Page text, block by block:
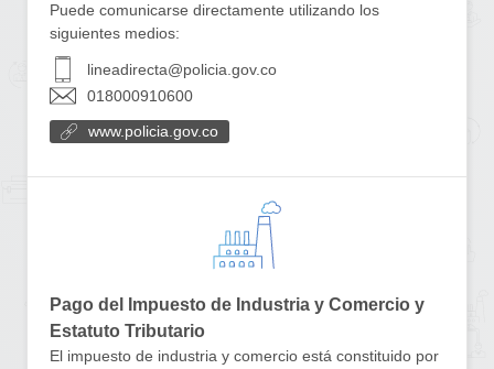
Puede comunicarse directamente utilizando los
siguientes medios:
lineadirecta@policia.gov.co
018000910600
www.policia.gov.co
Pago del Impuesto de Industria y Comercio y
Estatuto Tributario
El impuesto de industria y comercio está constituido por